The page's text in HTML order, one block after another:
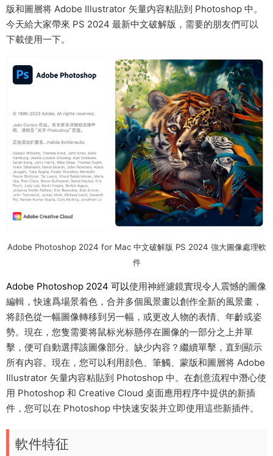
版和圖層将 Adobe Illustrator 矢量内容粘貼到 Photoshop 中。
今天給大家帶來 PS 2024 最新中文破解版，需要的朋友們可以
下載使用一下。
Adobe Photoshop 2024 for Mac 中文破解版 PS 2024 強大圖像處理軟
件
Adobe Photoshop 2024 可以使用神經濾鏡實現令人震憾的圖像
編輯，快速爲場景着色，合并多個風景畫以創作全新的風景畫，
将顔色從一幅圖像轉移到另一幅，或更改人物的表情、年齡或姿
勢。現在，您隻需要将鼠标光标懸停在圖像的一部分之上并單
擊，便可自動選擇該圖像部分。缺少内容？繼續單擊，直到顯示
所有内容。現在，您可以利用顔色、筆觸、蒙版和圖層将 Adobe
Illustrator 矢量内容粘貼到 Photoshop 中。在創意流程中潛心使
用 Photoshop 和 Creative Cloud 桌面應用程序中提供的新插
件，您可以在 Photoshop 中快速安裝并立即使用這些新插件。
軟件特征